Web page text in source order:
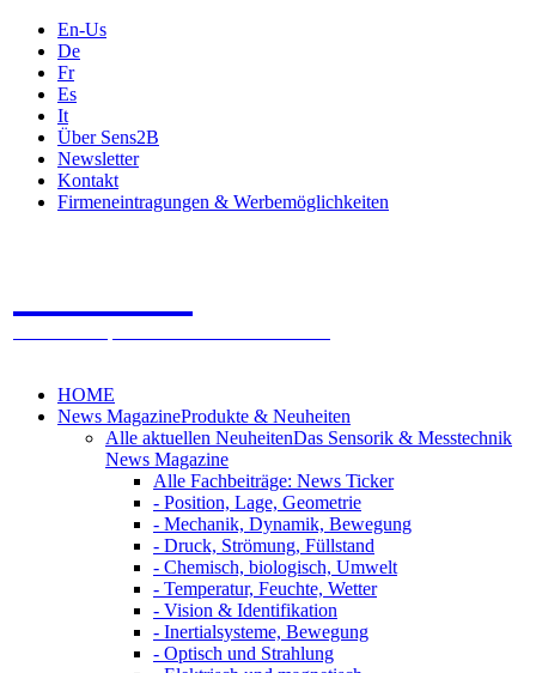
En-Us
De
Fr
Es
It
Über Sens2B
Newsletter
Kontakt
Firmeneintragungen & Werbemöglichkeiten
HOME
News MagazineProdukte & Neuheiten
Alle aktuellen NeuheitenDas Sensorik & Messtechnik
News Magazine
Alle Fachbeiträge: News Ticker
- Position, Lage, Geometrie
- Mechanik, Dynamik, Bewegung
- Druck, Strömung, Füllstand
- Chemisch, biologisch, Umwelt
- Temperatur, Feuchte, Wetter
- Vision & Identifikation
- Inertialsysteme, Bewegung
- Optisch und Strahlung